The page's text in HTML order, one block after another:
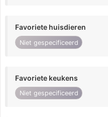
Favoriete huisdieren
Niet gespecificeerd
Favoriete keukens
Niet gespecificeerd